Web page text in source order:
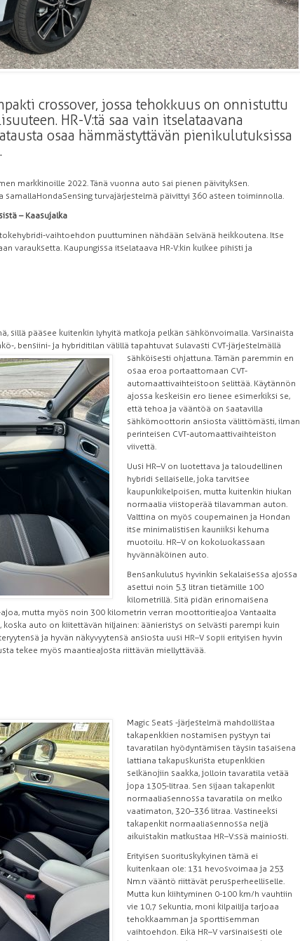
crossover, jossa tehokkuus on onnistuttu
HR-V:tä saa vain itselataavana
osaa hämmästyttävän pienikulutuksissa
markkinoille 2022. Tänä vuonna auto sai pienen päivityksen.
Honda Sensing turvajärjestelmä päivittyi 360 asteen toiminnolla.
– Kaasujalka
vaihtoehdon puuttuminen nähdään selvänä heikkoutena. Itse
varauksetta. Kaupungissa itselataava HR-V:kin kulkee pihisti ja
sillä pääsee kuitenkin lyhyitä matkoja pelkän sähkönvoimalla. Varsinaista
, bensiini- ja hybriditilan välillä tapahtuvat sulavasti CVT-järjestelmällä
sähköisesti ohjattuna. Tämän paremmin en
osaa eroa portaattomaan CVT-
automaattivaihteistoon selittää. Käytännön
ajossa keskeisin ero lienee esimerkiksi se,
että tehoa ja vääntöä on saatavilla
sähkömoottorin ansiosta välittömästi, ilman
perinteisen CVT-automaattivaihteiston
viivettä.
Uusi HR–V on luotettava ja taloudellinen
hybridi sellaiselle, joka tarvitsee
kaupunkikelpoisen, mutta kuitenkin hiukan
normaalia viistoperää tilavamman auton.
Valttina on myös coupemainen ja Hondan
itse minimalistisen kauniiksi kehuma
muotoilu. HR–V on kokoluokassaan
hyvännäköinen auto.
Bensankulutus hyvinkin sekalaisessa ajossa
asettui noin 5.3 litran tietämille 100
kilometrillä. Sitä pidän erinomaisena
mutta myös noin 300 kilometrin verran moottoritieajoa Vantaalta
koska auto on kiitettävän hiljainen: äänieristys on selvästi parempi kuin
ja hyvän näkyvyytensä ansiosta uusi HR–V sopii erityisen hyvin
tekee myös maantieajosta riittävän miellyttävää.
Magic Seats -järjestelmä mahdollistaa
takapenkkien nostamisen pystyyn tai
tavaratilan hyödyntämisen täysin tasaisena
lattiana takapuskurista etupenkkien
selkänojiin saakka, jolloin tavaratila vetää
jopa 1305-litraa. Sen sijaan takapenkit
normaaliasennossa tavaratila on melko
vaatimaton, 320–336 litraa. Vastineeksi
takapenkit normaaliasennossa neljä
aikuistakin matkustaa HR–V:ssä mainiosti.
Erityisen suorituskykyinen tämä ei
kuitenkaan ole: 131 hevosvoimaa ja 253
Nm:n vääntö riittävät perusperheelliselle.
Mutta kun kiihtyminen 0-100 km/h vauhtiin
vie 10,7 sekuntia, moni kilpailija tarjoaa
tehokkaamman ja sporttisemman
vaihtoehdon. Eikä HR–V varsinaisesti ole